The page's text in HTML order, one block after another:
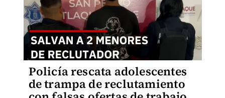
Policía rescata adolescentes
de trampa de reclutamiento